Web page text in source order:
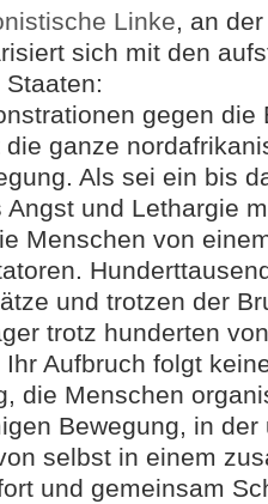
Linke, an
sich mit den
gegen die
ganze
Als sei ein bis
Angst und Lethargie
Menschen von
und trotzen der
trotz hunderten
Aufbruch folgt
die Menschen
Bewegung, in
selbst in einem
und gemeinsam